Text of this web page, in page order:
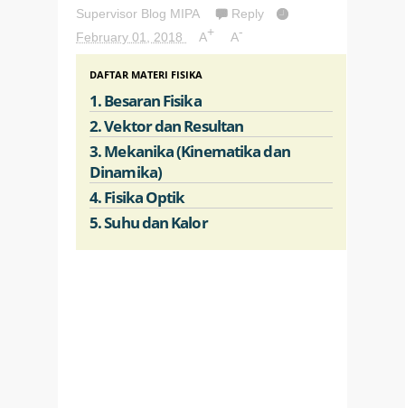
Supervisor Blog MIPA
Reply
February 01, 2018
A+ A-
DAFTAR MATERI FISIKA
1. Besaran Fisika
2. Vektor dan Resultan
3. Mekanika (Kinematika dan
Dinamika)
4. Fisika Optik
5. Suhu dan Kalor